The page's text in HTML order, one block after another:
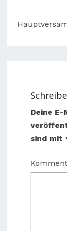
Deine
sind mit